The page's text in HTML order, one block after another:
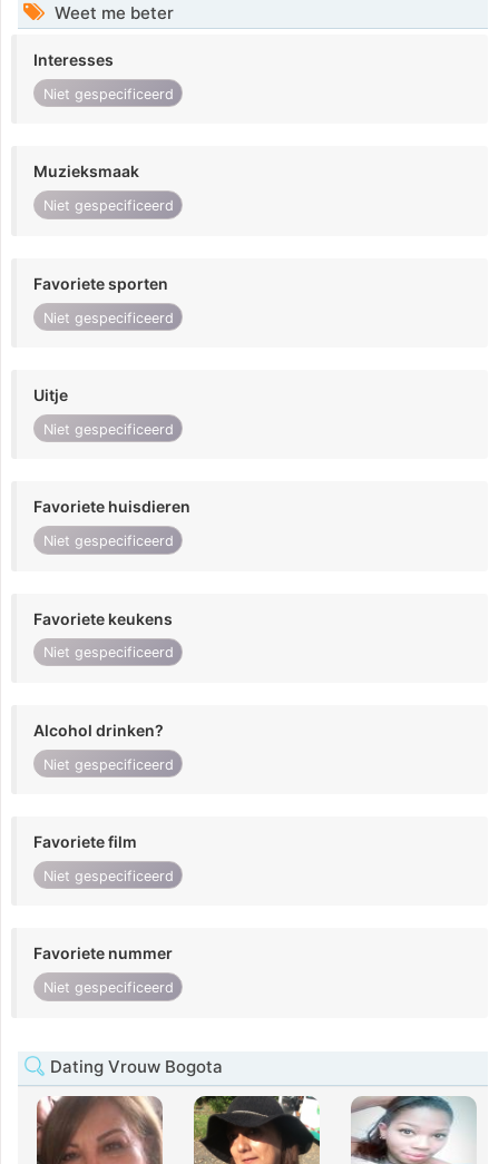
Weet me beter
Interesses
Niet gespecificeerd
Muzieksmaak
Niet gespecificeerd
Favoriete sporten
Niet gespecificeerd
Uitje
Niet gespecificeerd
Favoriete huisdieren
Niet gespecificeerd
Favoriete keukens
Niet gespecificeerd
Alcohol drinken?
Niet gespecificeerd
Favoriete film
Niet gespecificeerd
Favoriete nummer
Niet gespecificeerd
Dating Vrouw Bogota